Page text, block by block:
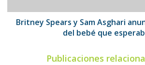
del
bebéBritney Spears y Sam Asghari
del bebé que
Publicaciones